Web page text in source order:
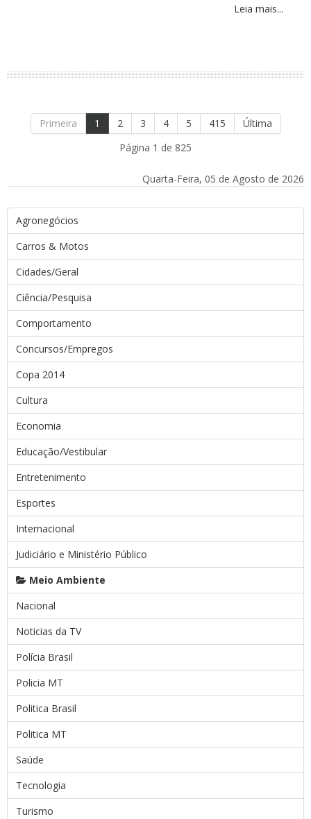
Leia mais...
Primeira 1 2 3 4 5 415
Última
Página 1 de 825
Quarta-Feira, 05 de Agosto de 2026
Agronegócios
Carros & Motos
Cidades/Geral
Ciência/Pesquisa
Comportamento
Concursos/Empregos
Copa 2014
Cultura
Economia
Educação/Vestibular
Entretenimento
Esportes
Internacional
Judiciário e Ministério Público
Meio Ambiente
Nacional
Noticias da TV
Polícia Brasil
Policia MT
Politica Brasil
Politica MT
Saúde
Tecnologia
Turismo